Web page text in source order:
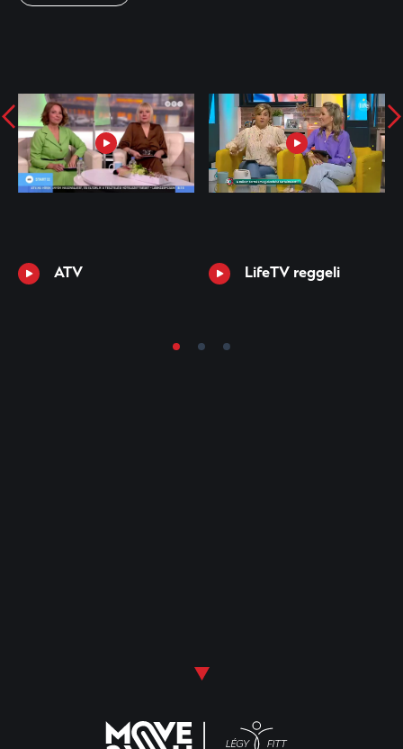
ATV LifeTV reggeli